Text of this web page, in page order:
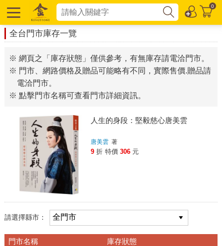
0
全台門市庫存一覽
※ 網頁之「庫存狀態」僅供參考，有無庫存請電洽門市。
※ 門市、網路價格及贈品可能略有不同，實際售價.贈品請
電洽門市。
※ 點擊門市名稱可查看門市詳細資訊。
人生的身段：堅毅慈心唐美雲
唐美雲 著
9 折 特價 306 元
請選擇縣市：
門市名稱 庫存狀態